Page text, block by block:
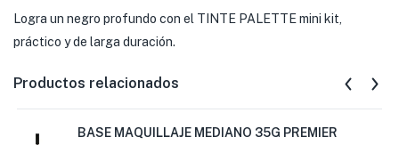
Logra un negro profundo con el TINTE PALETTE mini kit,
práctico y de larga duración.
Productos relacionados
BASE MAQUILLAJE MEDIANO 35G PREMIER